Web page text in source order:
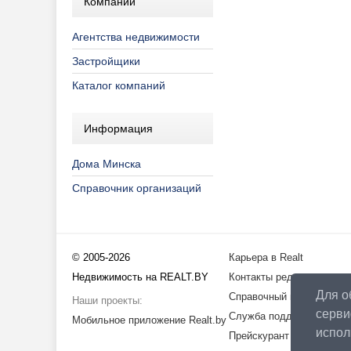
Для
Агентства недвижимости
Застройщики
Каталог компаний
Информация
Дома Минска
Справочник организаций
© 2005-2026
Недвижимость на REALT.BY
Наши проекты:
Мобильное приложение Realt.by
Карьера в Realt
Контакты редакции
Справочный центр
Служба поддержки
Прейскурант